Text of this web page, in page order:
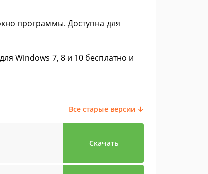
программы. Доступна для
Windows 7, 8 и 10 бесплатно и
Все старые версии ↓
Скачать